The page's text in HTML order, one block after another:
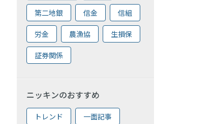
第二地銀 信金 信組
労金 農漁協 生損保
証券関係
ニッキンのおすすめ
トレンド 一面記事